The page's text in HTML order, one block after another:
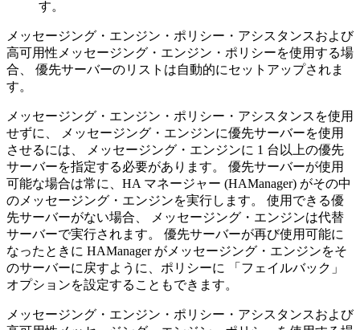
メッセージング・エンジン・ポリシー・アシスタンスおよび
高可用性メッセージング・エンジン・ポリシーを使用する場
合、 優先サーバーのリストは自動的にセットアップされま
す。
メッセージング・エンジン・ポリシー・アシスタンスを使用
せずに、 メッセージング・エンジンに優先サーバーを使用
させるには、 メッセージング・エンジンに 1 台以上の優先
サーバーを指定する必要があります。 優先サーバーが使用
可能な場合は常に、HA マネージャー (HAManager) がその中
のメッセージング・エンジンを実行します。 使用できる優
先サーバーがない場合、 メッセージング・エンジンは代替
サーバーで実行されます。 優先サーバーが再び使用可能に
なったときに HAManagerがメッセージング・エンジンをそ
のサーバーに戻すように、ポリシーに
「フェイルバック」
オプションを設定することもできます。
メッセージング・エンジン・ポリシー・アシスタンスおよび